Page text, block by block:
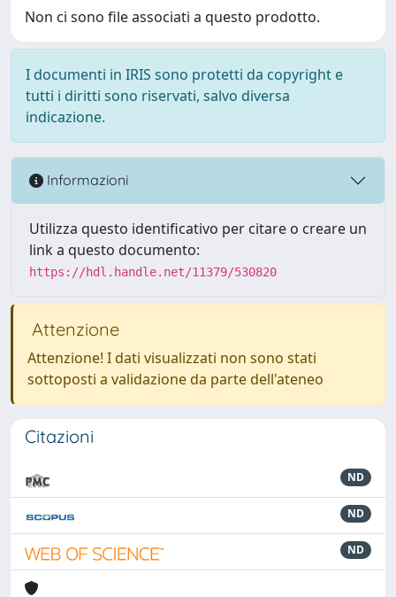
Non ci sono file associati a questo prodotto.
I documenti in IRIS sono protetti da copyright e
tutti i diritti sono riservati, salvo diversa
indicazione.
Informazioni
Utilizza questo identificativo per citare o creare un
link a questo documento:
https://hdl.handle.net/11379/530820
Attenzione
Attenzione! I dati visualizzati non sono stati
sottoposti a validazione da parte dell'ateneo
Citazioni
ND
ND
ND